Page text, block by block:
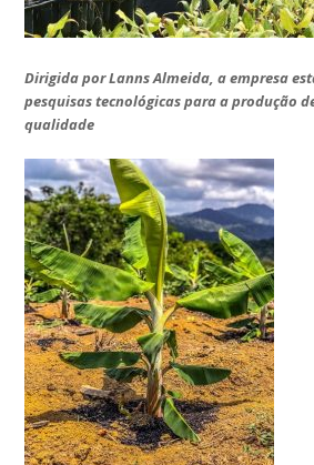
Dirigida por Lanns Almeida, a empresa
pesquisas tecnológicas para a produção
qualidade